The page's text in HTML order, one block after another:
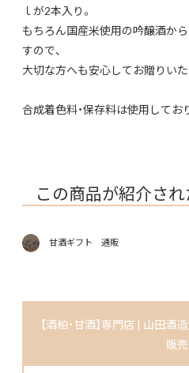
ｌが2本入り。
もちろん国産米使用の吟醸酒か
すので、
大切な方へも安心してお贈りいた
合成着色料・保存料は使用してお
この商品が紹介さ
甘酒ギフト 通販
【酒粕・甘酒】専門店 | 山田酒
販売